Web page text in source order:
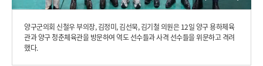
이
사
진
다
사
진
양구군의회 신철우 부의장, 김정미, 김선묵, 김기철 의원은 12일 양구 용하체육
관과 양구 청춘체육관을 방문하여 역도 선수들과 사격 선수들을 위문하고 격려
했다.